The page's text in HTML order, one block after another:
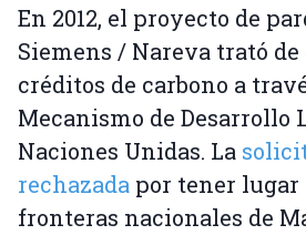
En 2012, el proyecto de
Siemens / Nareva trató de
créditos de carbono a
Mecanismo de Desarrollo
Naciones Unidas. La
rechazada por tener lugar
fronteras nacionales de